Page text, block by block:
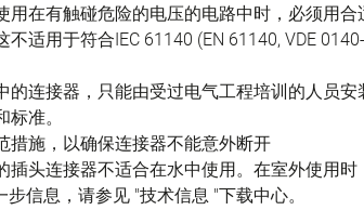
用在有触碰危险的电压的电路中时，必须用
适用于符合IEC 61140 (EN 61140, VDE
的连接器，只能由受过电气工程培训的人员
准。
措施，以确保连接器不能意外断开
插头连接器不适合在水中使用。在室外使用
信息，请参见 "技术信息 "下载中心。